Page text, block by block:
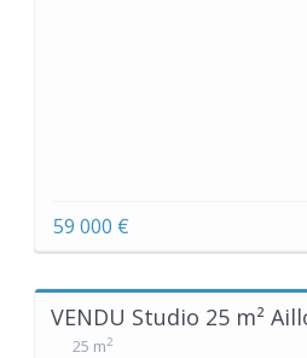
59 000 €
VENDU Studio 25 m²
25 m2